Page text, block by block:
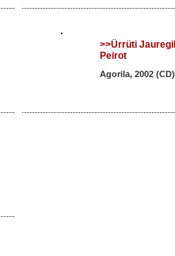
>>Ürrüti
Peirot
Agorila, 2002 (CD)